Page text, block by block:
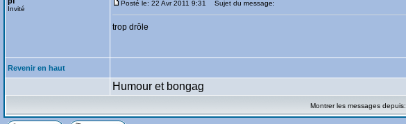
Invité
Posté le: 22 Avr 2011 9:31 Sujet du message:
trop drôle
Revenir en haut
Humour et bongag
Montrer les messages depuis: